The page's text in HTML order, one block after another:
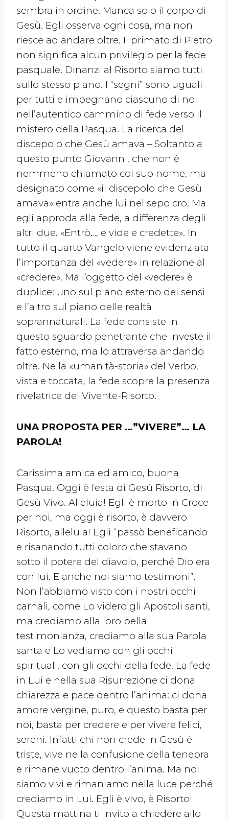
sembra in ordine. Manca solo il corpo di
Gesù. Egli osserva ogni cosa, ma non
riesce ad andare oltre. Il primato di Pietro
non significa alcun privilegio per la fede
pasquale. Dinanzi al Risorto siamo tutti
sullo stesso piano. I “segni” sono uguali
per tutti e impegnano ciascuno di noi
nell’autentico cammino di fede verso il
mistero della Pasqua. La ricerca del
discepolo che Gesù amava – Soltanto a
questo punto Giovanni, che non è
nemmeno chiamato col suo nome, ma
designato come «il discepolo che Gesù
amava» entra anche lui nel sepolcro. Ma
egli approda alla fede, a differenza degli
altri due. «Entrò…, e vide e credette». In
tutto il quarto Vangelo viene evidenziata
l’importanza del «vedere» in relazione al
«credere». Ma l’oggetto del «vedere» è
duplice: uno sul piano esterno dei sensi
e l’altro sul piano delle realtà
soprannaturali. La fede consiste in
questo sguardo penetrante che investe il
fatto esterno, ma lo attraversa andando
oltre. Nella «umanità-storia» del Verbo,
vista e toccata, la fede scopre la presenza
rivelatrice del Vivente-Risorto.
UNA PROPOSTA PER …”VIVERE”… LA
PAROLA!
Carissima amica ed amico, buona
Pasqua. Oggi è festa di Gesù Risorto, di
Gesù Vivo. Alleluia! Egli è morto in Croce
per noi, ma oggi è risorto, è davvero
Risorto, alleluia! Egli “passò beneficando
e risanando tutti coloro che stavano
sotto il potere del diavolo, perché Dio era
con lui. E anche noi siamo testimoni”.
Non l’abbiamo visto con i nostri occhi
carnali, come Lo videro gli Apostoli santi,
ma crediamo alla loro bella
testimonianza, crediamo alla sua Parola
santa e Lo vediamo con gli occhi
spirituali, con gli occhi della fede. La fede
in Lui e nella sua Risurrezione ci dona
chiarezza e pace dentro l’anima: ci dona
amore vergine, puro, e questo basta per
noi, basta per credere e per vivere felici,
sereni. Infatti chi non crede in Gesù è
triste, vive nella confusione della tenebra
e rimane vuoto dentro l’anima. Ma noi
siamo vivi e rimaniamo nella luce perché
crediamo in Lui. Egli è vivo, è Risorto!
Questa mattina ti invito a chiedere allo